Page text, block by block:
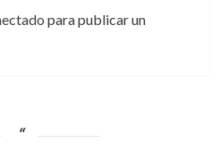
para publicar un